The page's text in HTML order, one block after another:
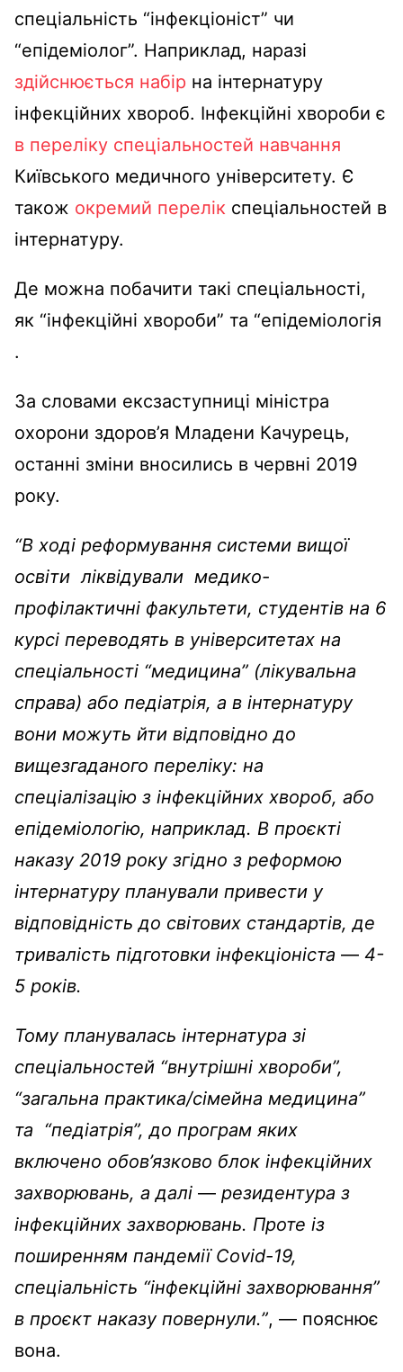
спеціальність “інфекціоніст” чи
“епідеміолог”. Наприклад, наразі
здійснюється набір на інтернатуру
інфекційних хвороб. Інфекційні хвороби є
в переліку спеціальностей навчання
Київського медичного університету. Є
також окремий перелік спеціальностей в
інтернатуру.
Де можна побачити такі спеціальності,
як “інфекційні хвороби” та “епідеміологія
.
За словами ексзаступниці міністра
охорони здоров’я Младени Качурець,
останні зміни вносились в червні 2019
року.
“В ході реформування системи вищої
освіти ліквідували медико-
профілактичні факультети, студентів на 6
курсі переводять в університетах на
спеціальності “медицина” (лікувальна
справа) або педіатрія, а в інтернатуру
вони можуть йти відповідно до
вищезгаданого переліку: на
спеціалізацію з інфекційних хвороб, або
епідеміологію, наприклад. В проєкті
наказу 2019 року згідно з реформою
інтернатуру планували привести у
відповідність до світових стандартів, де
тривалість підготовки інфекціоніста — 4-
5 років.
Тому планувалась інтернатура зі
спеціальностей “внутрішні хвороби”,
“загальна практика/сімейна медицина”
та “педіатрія”, до програм яких
включено обов’язково блок інфекційних
захворювань, а далі — резидентура з
інфекційних захворювань. Проте із
поширенням пандемії Covid-19,
спеціальність “інфекційні захворювання”
в проєкт наказу повернули.”, — пояснює
вона.